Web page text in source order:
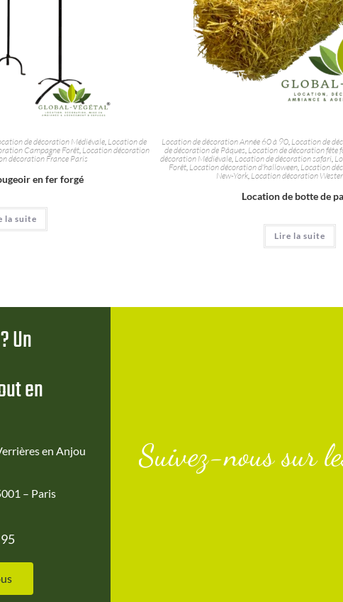
de décoration Médiévale, Location de
Campagne Forêt, Location décoration
décoration France Paris
en fer forgé
la suite
Location de décoration Année 60 à 90, Location de
de décoration de Pâques, Location de décoration fête
décoration Médiévale, Location de décoration safari,
Forêt, Location décoration d'halloween, Location
New-York, Location décoration
Location de botte de
Lire la suite
Un
en
en Anjou
– Paris
Suivez-nous sur